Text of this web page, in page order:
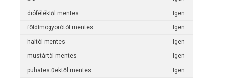
dióféléktől mentes Igen
földimogyorótól mentes Igen
haltól mentes Igen
mustártól mentes Igen
puhatestűektől mentes Igen